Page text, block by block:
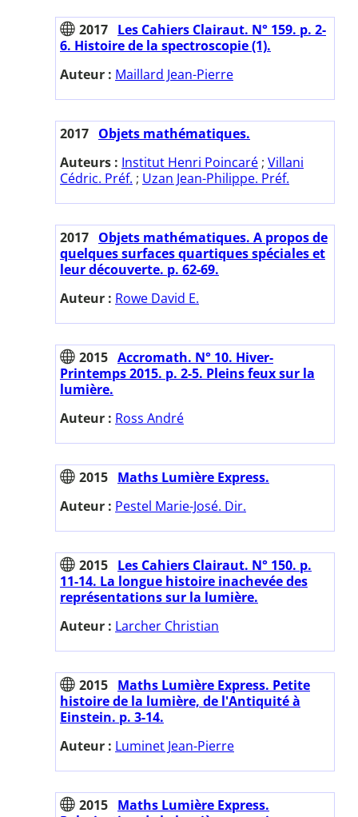
2017 Les Cahiers Clairaut. N° 159. p. 2-
6. Histoire de la spectroscopie (1).
Auteur : Maillard Jean-Pierre
2017 Objets mathématiques.
Auteurs : Institut Henri Poincaré ; Villani
Cédric. Préf. ; Uzan Jean-Philippe. Préf.
2017 Objets mathématiques. A propos de
quelques surfaces quartiques spéciales et
leur découverte. p. 62-69.
Auteur : Rowe David E.
2015 Accromath. N° 10. Hiver-
Printemps 2015. p. 2-5. Pleins feux sur la
lumière.
Auteur : Ross André
2015 Maths Lumière Express.
Auteur : Pestel Marie-José. Dir.
2015 Les Cahiers Clairaut. N° 150. p.
11-14. La longue histoire inachevée des
représentations sur la lumière.
Auteur : Larcher Christian
2015 Maths Lumière Express. Petite
histoire de la lumière, de l'Antiquité à
Einstein. p. 3-14.
Auteur : Luminet Jean-Pierre
2015 Maths Lumière Express.